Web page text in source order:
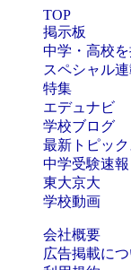
TOP
掲示板
中学・高校
スペシャル
特集
エデュナビ
学校ブログ
最新トピック
中学受験速報
東大京大
学校動画
会社概要
広告掲載に